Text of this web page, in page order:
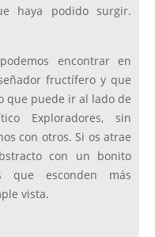
haya podido surgir.
podemos encontrar en
fructífero y que
que puede ir al lado de
Exploradores, sin
con otros. Si os atrae
con un bonito
que esconden más
vista.